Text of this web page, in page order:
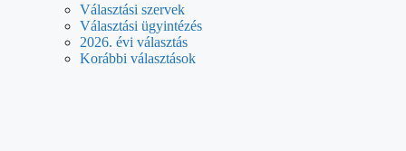
Választási szervek
Választási ügyintézés
2026. évi választás
Korábbi választások